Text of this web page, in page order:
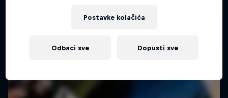
Postavke kolačića
Odbaci sve Dopusti sve